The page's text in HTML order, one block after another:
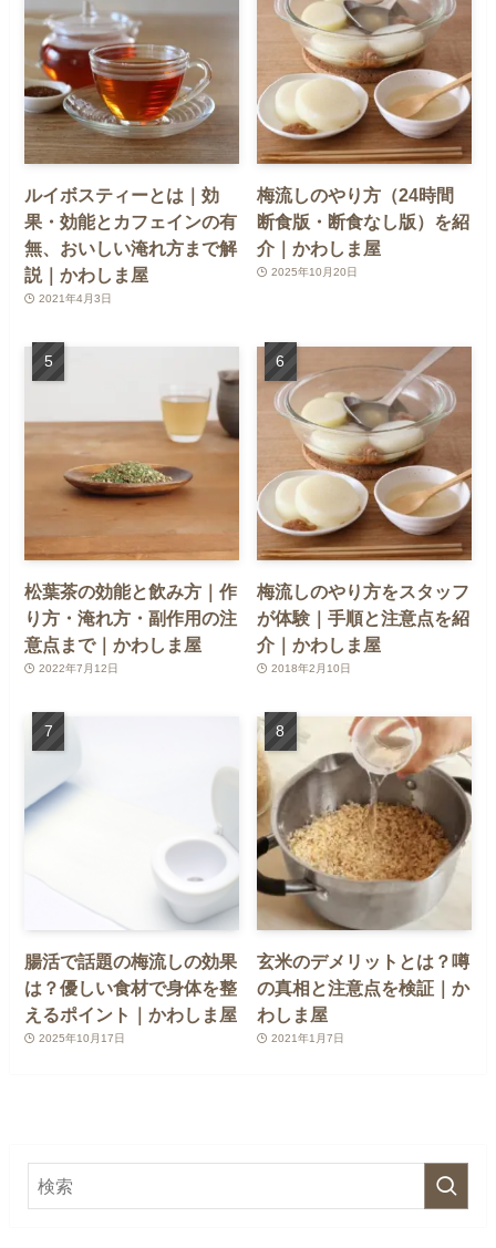
ルイボスティーとは｜効
果・効能とカフェインの有
無、おいしい淹れ方まで解
説｜かわしま屋
2021年4月3日
梅流しのやり方（24時間
断食版・断食なし版）を紹
介｜かわしま屋
2025年10月20日
松葉茶の効能と飲み方｜作
り方・淹れ方・副作用の注
意点まで｜かわしま屋
2022年7月12日
梅流しのやり方をスタッフ
が体験｜手順と注意点を紹
介｜かわしま屋
2018年2月10日
腸活で話題の梅流しの効果
は？優しい食材で身体を整
えるポイント｜かわしま屋
2025年10月17日
玄米のデメリットとは？噂
の真相と注意点を検証｜か
わしま屋
2021年1月7日